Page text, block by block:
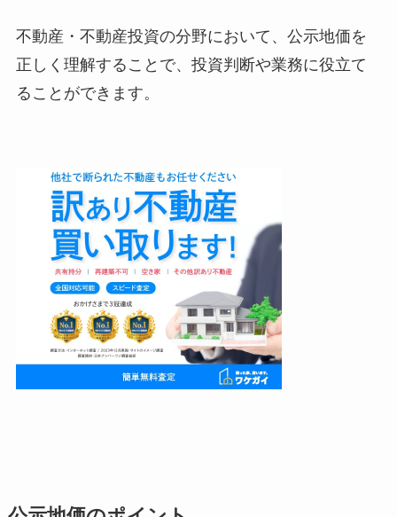
不動産・不動産投資の分野において、公示地価を
正しく理解することで、投資判断や業務に役立て
ることができます。